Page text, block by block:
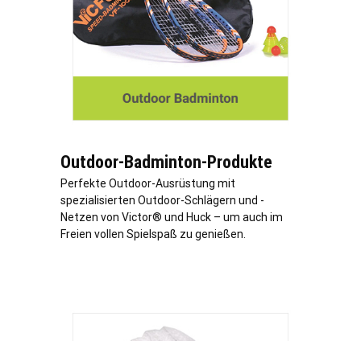
Outdoor-Badminton-Produkte
Perfekte Outdoor-Ausrüstung mit
spezialisierten Outdoor-Schlägern und -
Netzen von Victor® und Huck – um auch im
Freien vollen Spielspaß zu genießen.